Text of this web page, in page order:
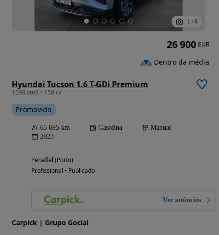
1 / 6
Hyundai Tucson 1.6 T-GDi Premium
1598 cm3 • 150 cv
Promovido
65 695 km Gasolina
Manual
2023
Penafiel (Porto)
Profissional • Publicado
Ver anúncios
Carpick | Grupo Gocial
26 900 EUR
Dentro da média